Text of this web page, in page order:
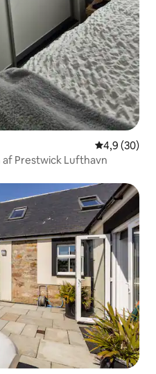
4,9 ud af 5 i
4,9 (30)
Prestwick Lufthavn